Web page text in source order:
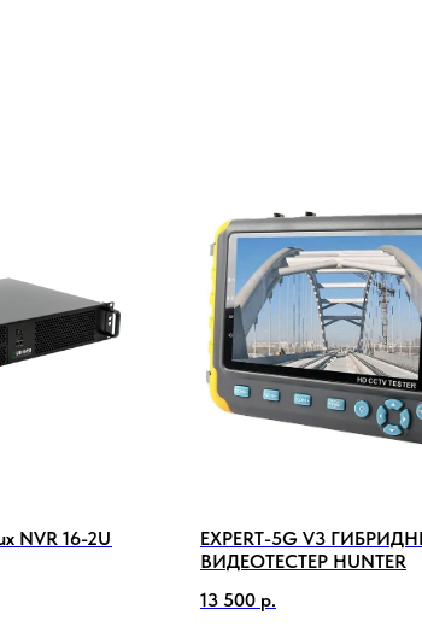
NVR 16-2U
EXPERT-5G V3
ВИДЕОТЕСТЕР HUNTER
13 500 р.